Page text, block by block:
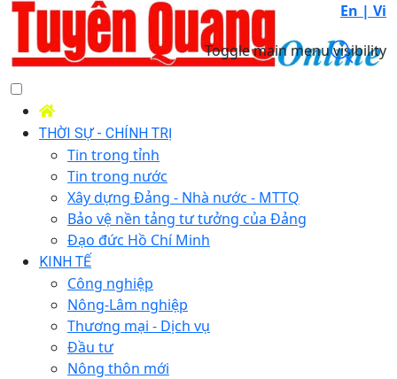
En | Vi
Toggle main menu visibility
THỜI SỰ - CHÍNH TRỊ
Tin trong tỉnh
Tin trong nước
Xây dựng Đảng - Nhà nước - MTTQ
Bảo vệ nền tảng tư tưởng của Đảng
Đạo đức Hồ Chí Minh
KINH TẾ
Công nghiệp
Nông-Lâm nghiệp
Thương mại - Dịch vụ
Đầu tư
Nông thôn mới